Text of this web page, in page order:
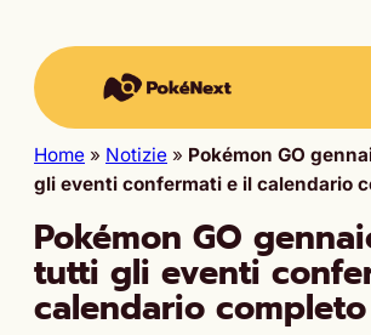
Home » Notizie » Pokémon GO
gli eventi confermati e il calendario
Pokémon GO
tutti gli eventi
calendario completo